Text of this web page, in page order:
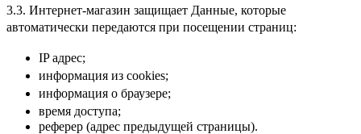
3.3. Интернет-магазин защищает Данные, которые
автоматически передаются при посещении страниц:
IP адрес;
информация из cookies;
информация о браузере;
время доступа;
реферер (адрес предыдущей страницы).